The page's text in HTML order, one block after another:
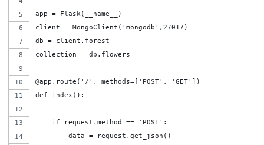
app = Flask(__name__)
client = MongoClient('mongodb',27017)
db = client.forest
collection = db.flowers
@app.route('/', methods=['POST', 'GET'])
def index():
    if request.method == 'POST':
        data = request.get_json()